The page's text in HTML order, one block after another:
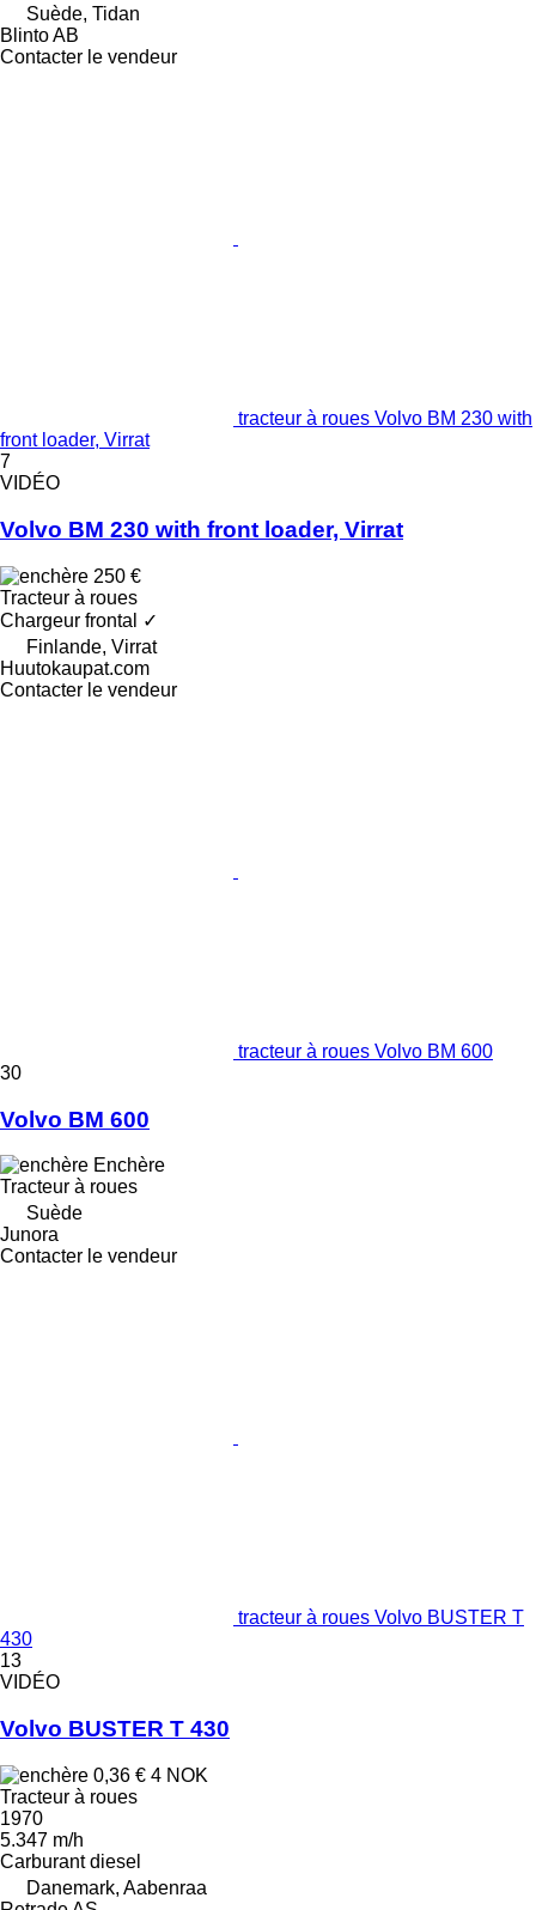
Suède, Tidan
Blinto AB
Contacter le vendeur
tracteur à roues Volvo BM 230 with
front loader, Virrat
7
VIDÉO
Volvo BM 230 with front loader, Virrat
250 €
Tracteur à roues
Chargeur frontal
✓
Finlande, Virrat
Huutokaupat.com
Contacter le vendeur
tracteur à roues Volvo BM 600
30
Volvo BM 600
Enchère
Tracteur à roues
Suède
Junora
Contacter le vendeur
tracteur à roues Volvo BUSTER T
430
13
VIDÉO
Volvo BUSTER T 430
0,36 € 4 NOK
Tracteur à roues
1970
5.347 m/h
Carburant diesel
Danemark, Aabenraa